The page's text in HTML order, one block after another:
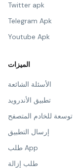
Twitter apk
Telegram Apk
Youtube Apk
الميزات
الأسئلة الشائعة
تطبيق الأندرويد
توسعة للخادم المتصفح
إرسال التطبيق
طلب App
طلب إزالة